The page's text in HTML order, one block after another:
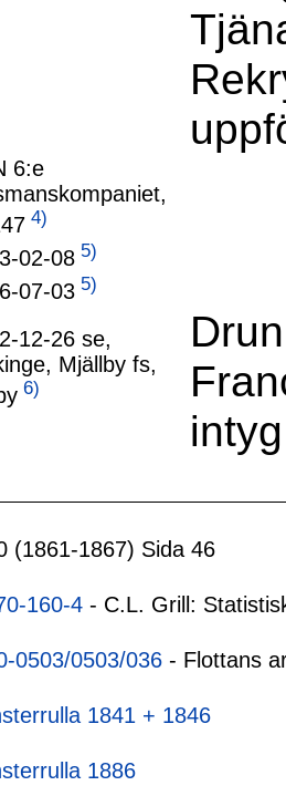
6:e
4)
02-08 5)
07-03 5)
12-26 se,
Mjällby fs,
6)
(1861-1867) Sida 46
160-4 - C.L. Grill:
0503/0503/036 - Flottans
1841 + 1846
1886